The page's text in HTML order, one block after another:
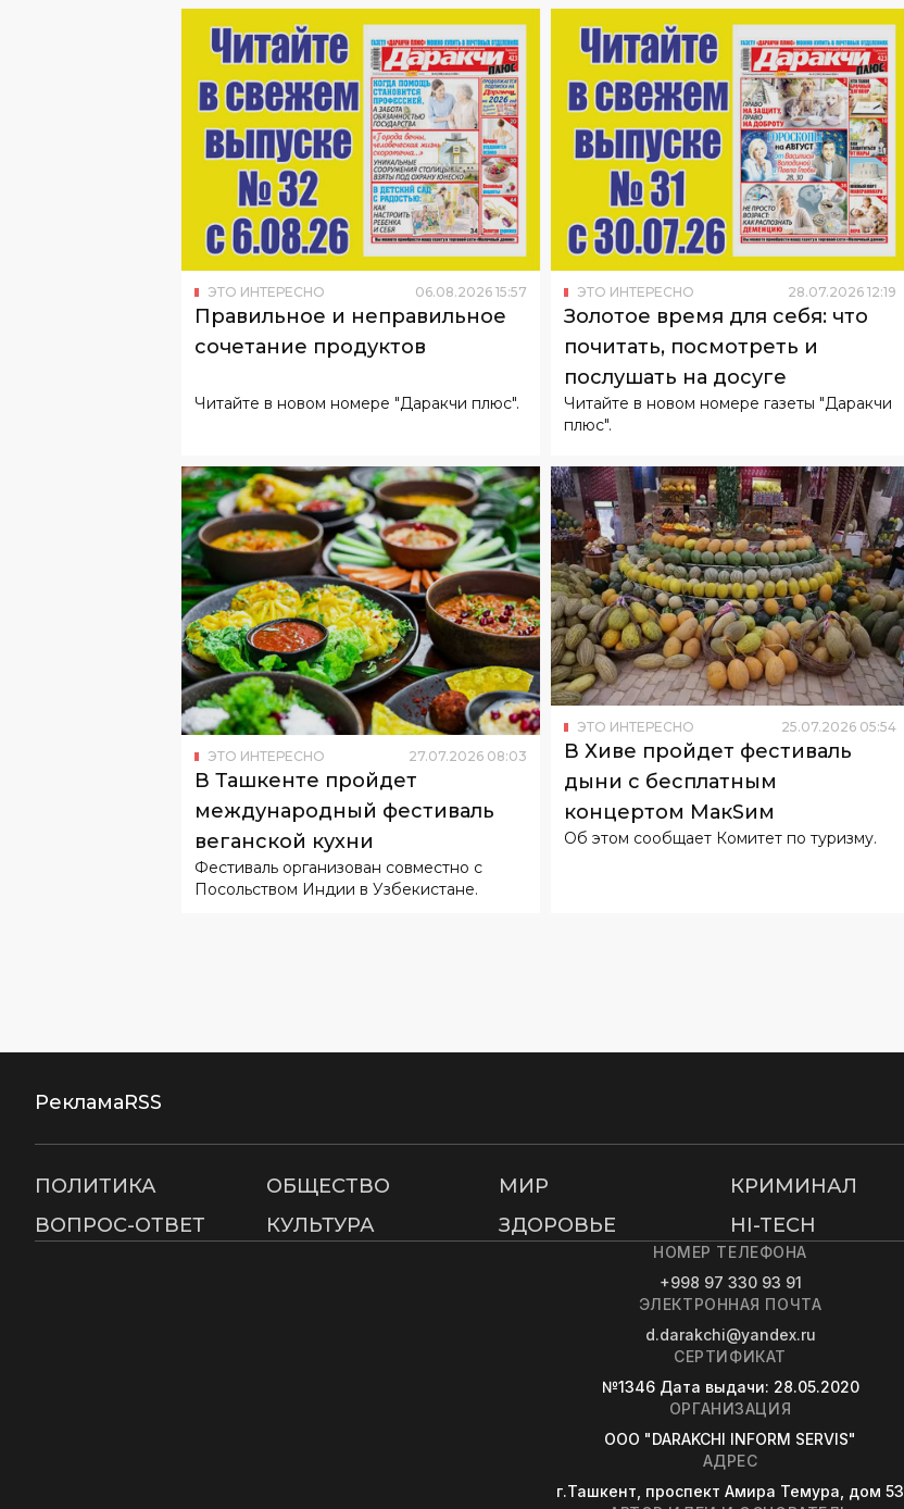
ЭТО ИНТЕРЕСНО 06.08.2026 15:57
Правильное и неправильное
сочетание продуктов
Читайте в новом номере "Даракчи плюс".
ЭТО ИНТЕРЕСНО 28.07.2026 12:19
Золотое время для себя: что
почитать, посмотреть и
послушать на досуге
Читайте в новом номере газеты "Даракчи
ЭТО ИНТЕРЕСНО 27.07.2026 08:03
В Ташкенте пройдет
международный фестиваль
веганской кухни
Фестиваль организован совместно с
Посольством Индии в Узбекистане.
ЭТО ИНТЕРЕСНО 25.07.2026 05 54
В Хиве пройдет фестиваль
дыни с бесплатным
концертом МакSим
Об этом сообщает Комитет по туризму.
РекламаRSS
ПОЛИТИКА ОБЩЕСТВО МИР КРИМИНАЛ
ВОПРОС-ОТВЕТ
КУЛЬТУРА ЗДОРОВЬЕ HI-TECH
НОМЕР ТЕЛЕФОНА
+998 97 330 93 91
ЭЛЕКТРОННАЯ ПОЧТА
d.darakchi@yandex.ru
СЕРТИФИКАТ
№1346 Дата выдачи: 28.05.2020
ОРГАНИЗАЦИЯ
OOO "DARAKCHI INFORM SERVIS"
АДРЕС
г.Ташкент, проспект Амира Темура, дом 53